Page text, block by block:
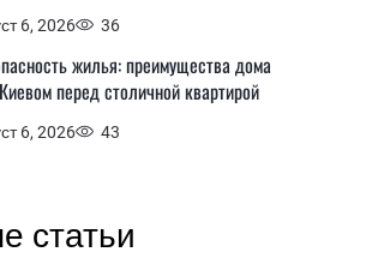
6, 2026 36
6, 2026 43
жилья: преимущества дома
перед столичной квартирой
статьи